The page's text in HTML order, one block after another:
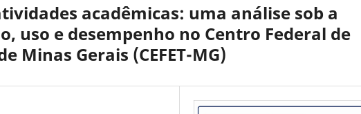
acadêmicas: uma análise sob a
uso e desempenho no Centro Federal de
Minas Gerais (CEFET-MG)